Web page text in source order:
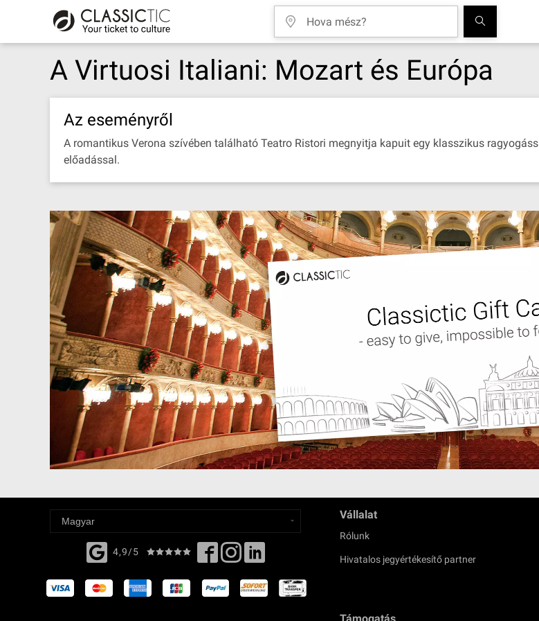
A Virtuosi Italiani: Mozart és Európa
Az eseményről
A romantikus Verona szívében található Teatro Ristori megnyitja kapuit egy klasszikus
előadással.
4,9/5
Vállalat
Rólunk
Hivatalos jegyértékesítő partner
Támogatás